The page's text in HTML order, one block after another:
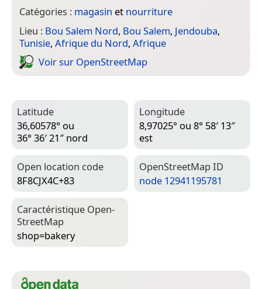
Catégories : magasin et nourriture
Lieu : Bou Salem Nord, Bou Salem, Jendouba,
Tunisie, Afrique du Nord, Afrique
Voir sur Open­Street­Map
Latitude
36,60578° ou
36° 36′ 21″ nord
Longitude
8,97025° ou 8° 58′ 13″
est
Open location code
8F8CJX4C+83
Open­Street­Map ID
node 12941195781
Caractéristique Open­
Street­Map
shop=­bakery